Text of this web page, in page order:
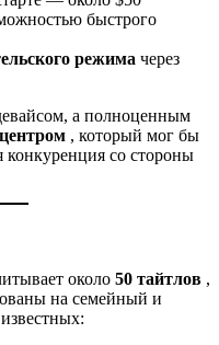
быстрого
режима через
а полноценным
, который мог бы
конкуренция со стороны
около 50 тайтлов ,
на семейный и